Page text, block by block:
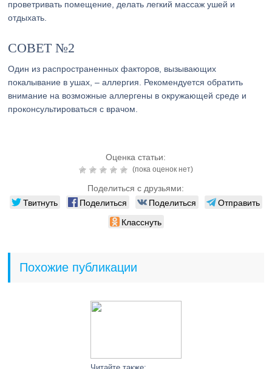
проветривать помещение, делать легкий массаж ушей и
отдыхать.
СОВЕТ №2
Один из распространенных факторов, вызывающих
покалывание в ушах, – аллергия. Рекомендуется обратить
внимание на возможные аллергены в окружающей среде и
проконсультироваться с врачом.
Оценка статьи:
(пока оценок нет)
Поделиться с друзьями:
Твитнуть Поделиться Поделиться
Отправить
Класснуть
Похожие публикации